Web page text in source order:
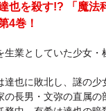
也を殺す!? 「魔法
4巻！
生業としていた少女・
達也に敗北し、謎の少
の長男・文弥の直属の